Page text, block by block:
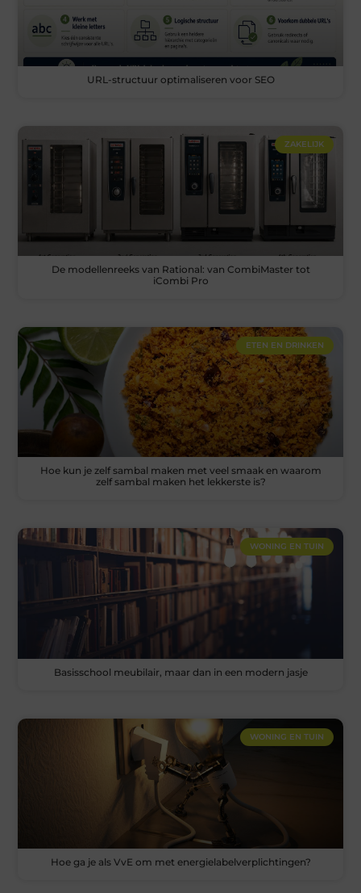
URL-structuur optimaliseren voor SEO
ZAKELIJK
De modellenreeks van Rational: van CombiMaster tot
iCombi Pro
ETEN EN DRINKEN
Hoe kun je zelf sambal maken met veel smaak en waarom
zelf sambal maken het lekkerste is?
WONING EN TUIN
Basisschool meubilair, maar dan in een modern jasje
WONING EN TUIN
Hoe ga je als VvE om met energielabelverplichtingen?